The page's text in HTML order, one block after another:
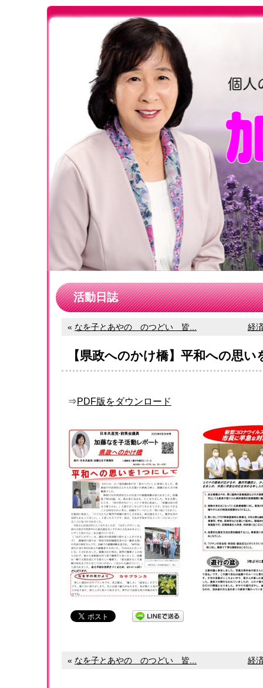
活動日誌
« なを子とあやの のつどい 皆... 経
【県政へのかけ橋】平和への思
⇒PDF版をダウンロード
« なを子とあやの のつどい 皆... 経